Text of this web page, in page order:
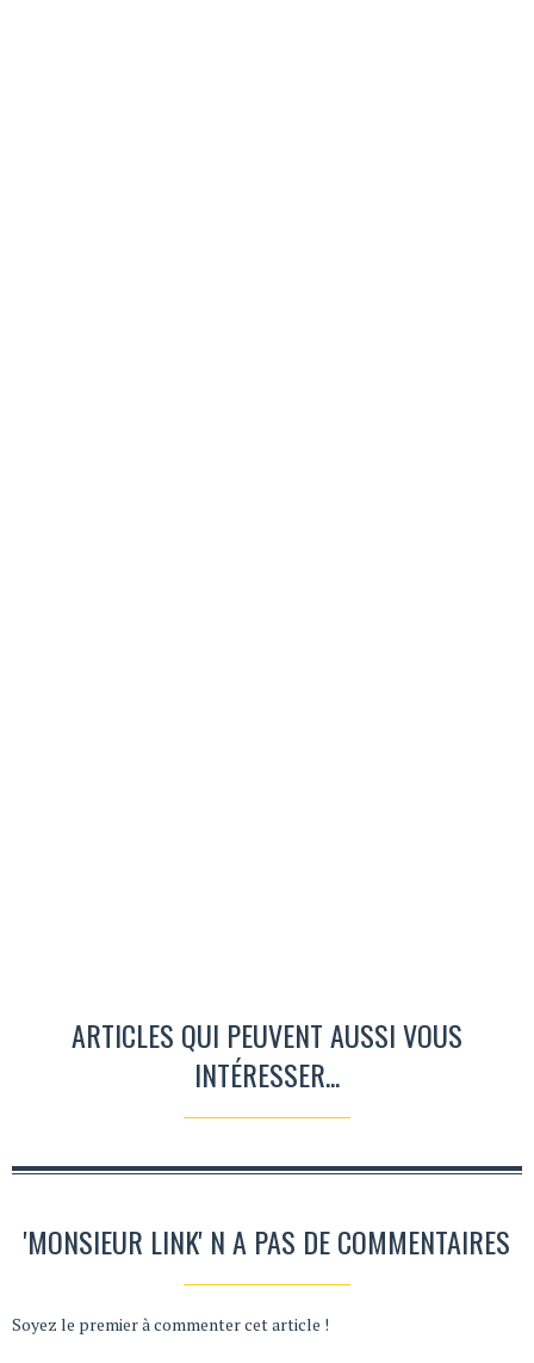
ARTICLES QUI PEUVENT AUSSI VOUS
INTÉRESSER...
'MONSIEUR LINK' N A PAS DE COMMENTAIRES
Soyez le premier à commenter cet article !